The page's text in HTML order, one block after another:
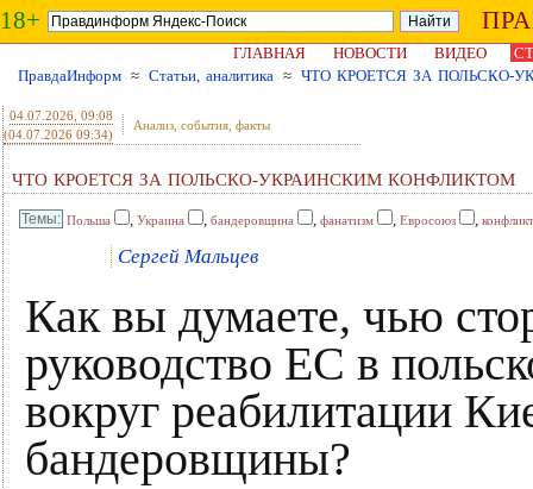
18+
ГЛАВНАЯ НОВОСТИ ВИДЕО
ПравдаИнформ ≈ Статьи, аналитика ≈ ЧТО КРОЕТСЯ ЗА ПОЛЬСКО-
04.07.2026 , 09:08
(04.07.2026 09:34)
Анализ, события, факты
ЧТО КРОЕТСЯ ЗА ПОЛЬСКО-УКРАИНСКИМ КОНФЛИКТОМ
Польша , Украина , бандеровщина , фанатизм , Евросоюз , конфликт
Сергей Мальцев
Как вы думаете, чью
руководство ЕС в
вокруг реабилитации
бандеровщины?